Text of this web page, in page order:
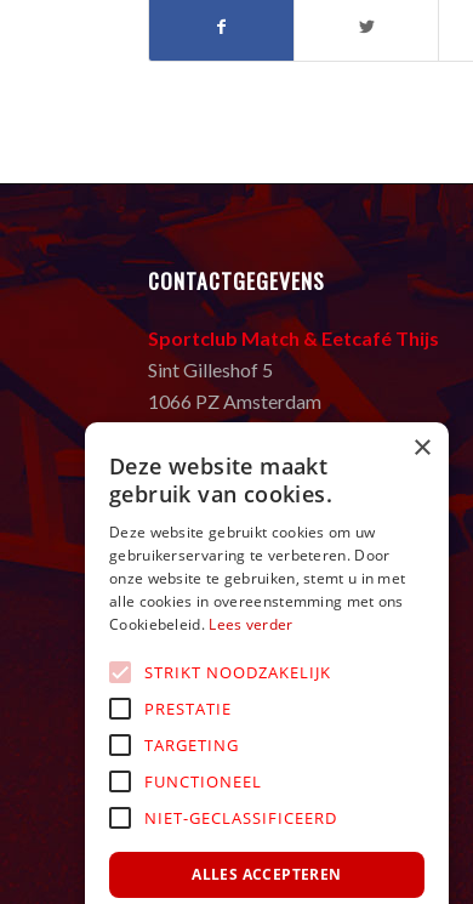
CONTACTGEGEVENS
Sportclub Match & Eetcafé Thijs
Sint Gilleshof 5
1066 PZ Amsterdam
E: in**@************ch.nl
ma t/m zo van 9:00 – 24:00 uur
×
Deze website maakt
gebruik van cookies.
Deze website gebruikt cookies om uw
gebruikerservaring te verbeteren. Door
onze website te gebruiken, stemt u in met
alle cookies in overeenstemming met ons
Cookiebeleid. Lees verder
STRIKT NOODZAKELIJK
PRESTATIE
TARGETING
FUNCTIONEEL
NIET-GECLASSIFICEERD
ALLES ACCEPTEREN